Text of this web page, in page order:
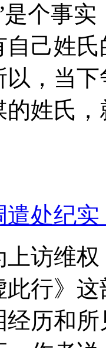
是个事
己姓
以，当
姓氏
处纪实
访维
此行》
历和